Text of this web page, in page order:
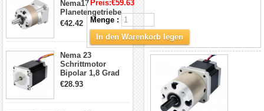
Nema17
Planetengetriebe
5:1 Spiel 15Arc-
min für Nema 17
Schrittmotor
€42.42
Nema 23
Schrittmotor
Bipolar 1,8 Grad
2,83Nm 4 A 2,26V
€28.93
Preis:€59.63
Menge :
In den Warenkorb legen